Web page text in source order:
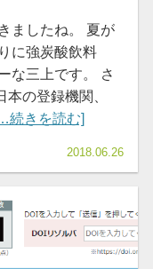
ましたね。 夏が
に強炭酸飲料
な三上です。 さ
の登録機関、
続きを読む]
2018.06.26